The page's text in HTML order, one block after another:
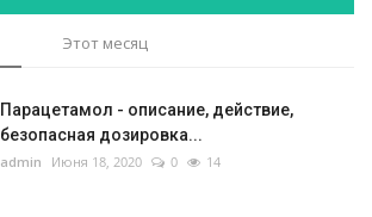
Этот месяц
Парацетамол - описание, действие,
безопасная дозировка...
admin Июня 18, 2020 0 14